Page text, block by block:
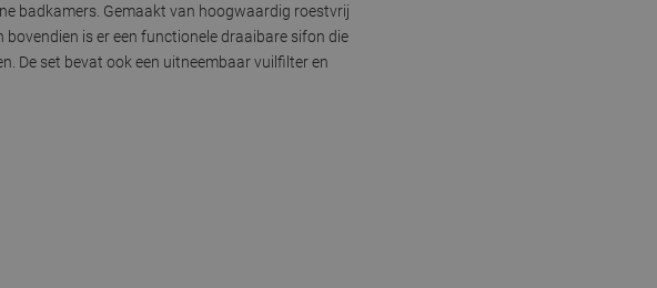
badkamers. Gemaakt van hoogwaardig roestvrij
is er een functionele draaibare sifon die
De set bevat ook een uitneembaar vuilfilter en